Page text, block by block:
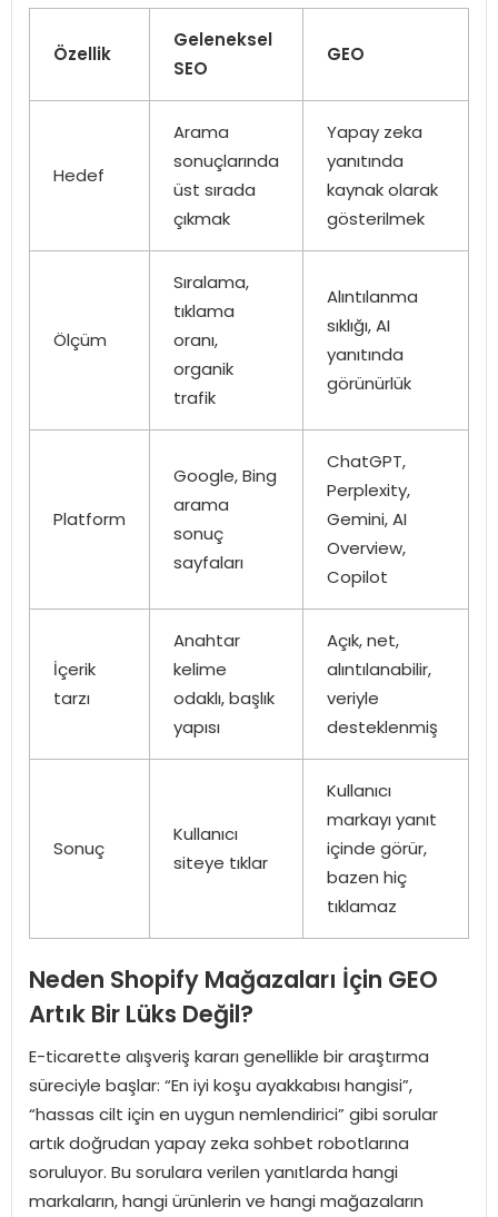
Özellik
Geleneksel
SEO
GEO
Hedef
Arama
sonuçlarında
üst sırada
çıkmak
Yapay zeka
yanıtında
kaynak olarak
gösterilmek
Ölçüm
Sıralama,
tıklama
oranı,
organik
trafik
Alıntılanma
sıklığı, AI
yanıtında
görünürlük
Platform
Google, Bing
arama
sonuç
sayfaları
ChatGPT,
Perplexity,
Gemini, AI
Overview,
Copilot
İçerik
tarzı
Anahtar
kelime
odaklı, başlık
yapısı
Açık, net,
alıntılanabilir,
veriyle
desteklenmiş
Sonuç
Kullanıcı
siteye tıklar
Kullanıcı
markayı yanıt
içinde görür,
bazen hiç
tıklamaz
Neden Shopify Mağazaları İçin GEO
Artık Bir Lüks Değil?
E-ticarette alışveriş kararı genellikle bir araştırma
süreciyle başlar: “En iyi koşu ayakkabısı hangisi”,
“hassas cilt için en uygun nemlendirici” gibi sorular
artık doğrudan yapay zeka sohbet robotlarına
soruluyor. Bu sorulara verilen yanıtlarda hangi
markaların, hangi ürünlerin ve hangi mağazaların